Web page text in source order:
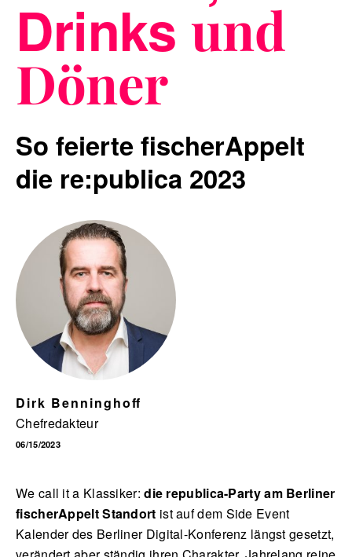
Blog
Nachhaltigkeit
f_LAB
Kontakt
English
Drinks und
Döner
So feierte fischerAppelt
die re:publica 2023
Dirk Benninghoff
Chefredakteur
06/15/2023
We call it a Klassiker:die republica-Party am Berliner
fischerAppelt Standort ist auf dem Side Event
Kalender des Berliner Digital-Konferenz längst gesetzt,